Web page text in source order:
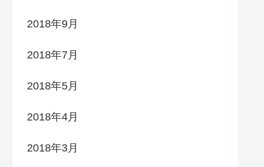
2018年9月
2018年7月
2018年5月
2018年4月
2018年3月